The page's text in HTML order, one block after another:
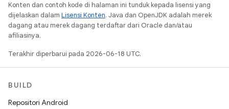
Konten dan contoh kode di halaman ini tunduk kepada lisensi yang
dijelaskan dalam Lisensi Konten. Java dan OpenJDK adalah merek
dagang atau merek dagang terdaftar dari Oracle dan/atau
afiliasinya.
Terakhir diperbarui pada 2026-06-18 UTC.
BUILD
Repositori Android